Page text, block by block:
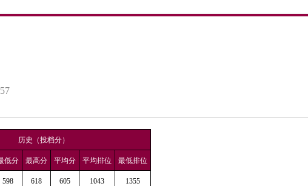
历史（投档分）
低分 最高分 平均分 平均排位 最低排位
598 618 605 1043 1355